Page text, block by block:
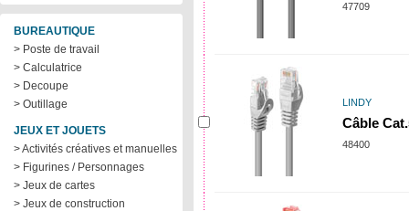
BUREAUTIQUE
> Poste de travail
> Calculatrice
> Decoupe
> Outillage
JEUX ET JOUETS
> Activités créatives et manuelles
> Figurines / Personnages
> Jeux de cartes
> Jeux de construction
47709
LINDY
Câble
48400